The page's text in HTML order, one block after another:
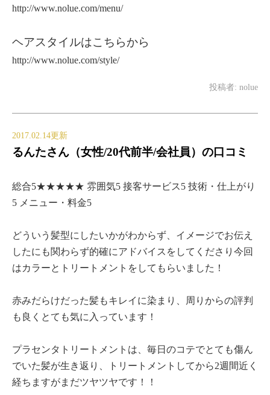
http://www.nolue.com/menu/
ヘアスタイルはこちらから
http://www.nolue.com/style/
投稿者: nolue
2017.02.14更新
るんたさん（女性/20代前半/会社員）の口コミ
総合5★★★★★ 雰囲気5 接客サービス5 技術・仕上がり
5 メニュー・料金5
どういう髪型にしたいかがわからず、イメージでお伝え
したにも関わらず的確にアドバイスをしてくださり今回
はカラーとトリートメントをしてもらいました！
赤みだらけだった髪もキレイに染まり、周りからの評判
も良くとても気に入っています！
プラセンタトリートメントは、毎日のコテでとても傷ん
でいた髪が生き返り、トリートメントしてから2週間近く
経ちますがまだツヤツヤです！！